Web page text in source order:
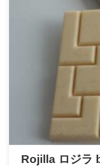
Rojilla ロジラ